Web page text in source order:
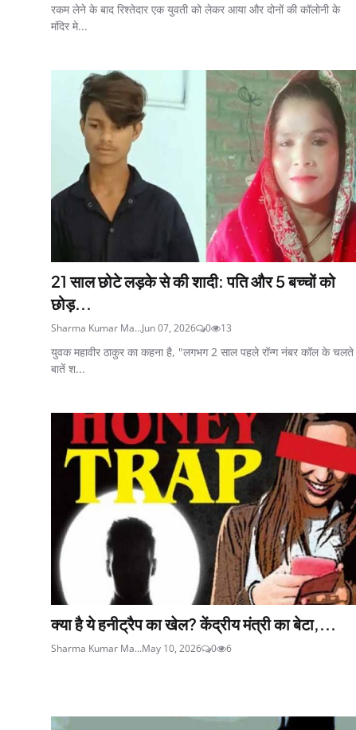
रकम लेने के बाद रिश्तेदार एक युवती को लेकर आया और दोनों की कॉलोनी के
मंदिर मे...
21 साल छोटे लड़के से की शादी: पति और 5 बच्चों को
छोड़...
Sharma Kumar Ma...Jun 07, 2026 0 13
युवक महावीर ठाकुर का कहना है, "लगभग 2 साल पहले रॉन्ग नंबर कॉल के चलते
बातें श...
क्या है ये हनीट्रैप का खेल? केंद्रीय मंत्री का बेटा,...
Sharma Kumar Ma...May 10, 2026 0 6